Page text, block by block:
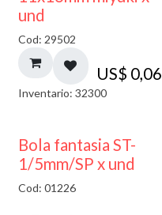
und
Cod: 29502
US$ 0,06
Inventario: 32300
Bola fantasia ST-
1/5mm/SP x und
Cod: 01226